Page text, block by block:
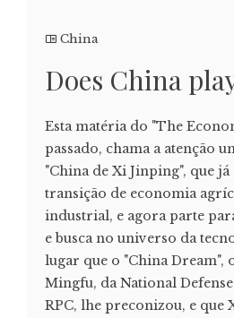
China
Does China
Esta matéria do "The
passado, chama a atenção
"China de Xi Jinping", que
transição de economia
industrial, e agora parte
e busca no universo da
lugar que o "China Dream",
Mingfu, da National
RPC, lhe preconizou, e que